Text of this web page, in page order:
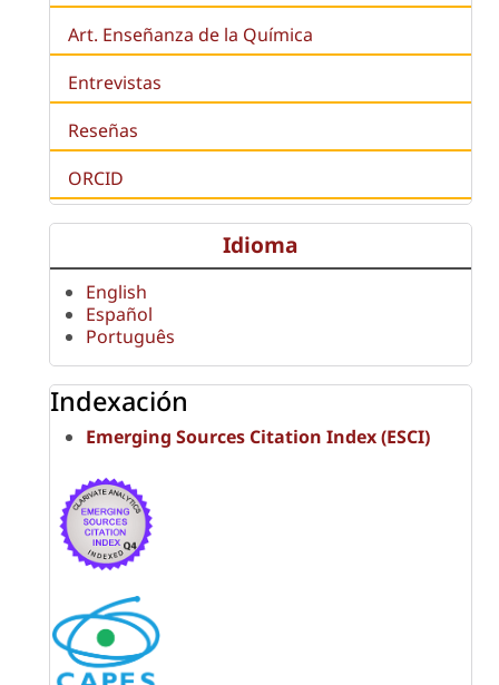
Art. Enseñanza de la Química
Entrevistas
Reseñas
ORCID
Idioma
English
Español
Português
Indexación
Emerging Sources Citation Index (ESCI)